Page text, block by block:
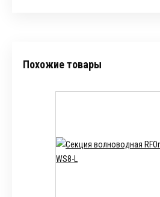
Похожие товары